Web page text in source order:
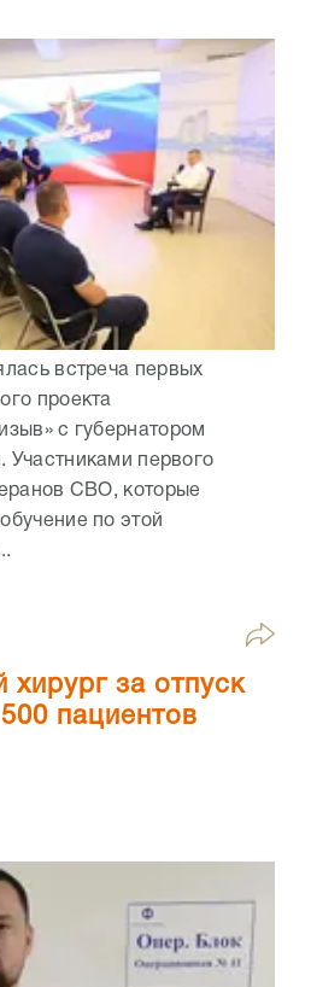
встреча первых
проекта
с губернатором
первого
СВО, которые
по этой
хирург за отпуск
пациентов